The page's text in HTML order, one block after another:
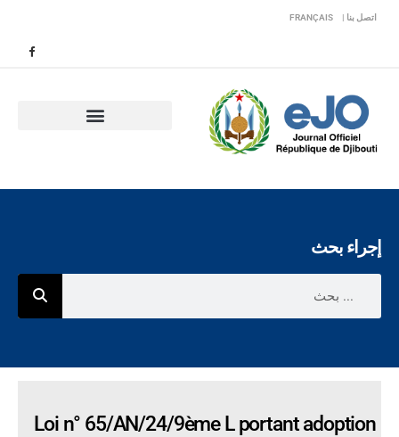
اتصل بنا | FRANÇAIS
إجراء بحث
Loi n° 65/AN/24/9ème L portant adoption